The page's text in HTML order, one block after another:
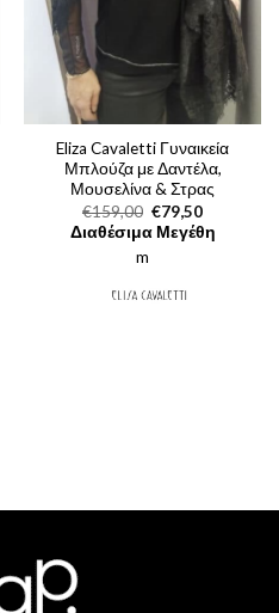
Eliza Cavaletti Γυναικεία
Μπλούζα με Δαντέλα,
Μουσελίνα & Στρας
€159,00 Original
price
was:
€79,50Η
τρέχουσα
τιμή
Διαθέσιμα Μεγέθη
m